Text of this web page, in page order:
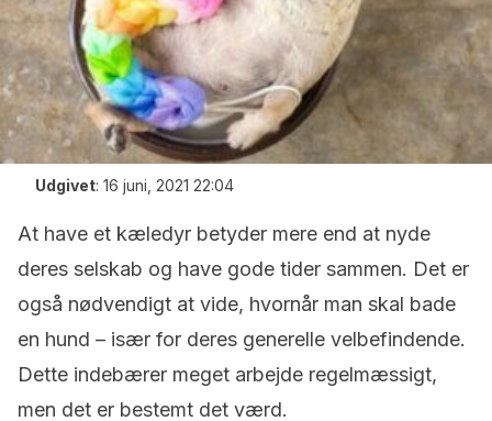
Udgivet: 16 juni, 2021 22:04
At have et kæledyr betyder mere end at nyde
deres selskab og have gode tider sammen. Det er
også nødvendigt at vide, hvornår man skal bade
en hund – især for deres generelle velbefindende.
Dette indebærer meget arbejde regelmæssigt,
men det er bestemt det værd.